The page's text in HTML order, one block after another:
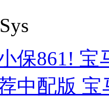
保861! 宝
中配版 宝